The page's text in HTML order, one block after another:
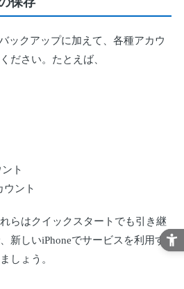
ックアップに加えて、各種アカウ
ださい。たとえば、
ト
ウント
らはクイックスタートでも引き継
新しいiPhoneでサービスを利用す
しょう。